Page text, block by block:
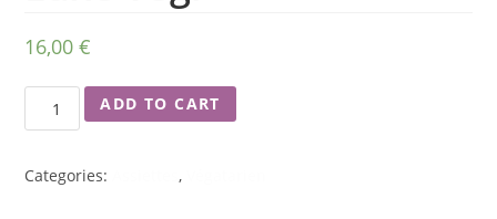
16,00€
ADD TO CART
Categories: Assiettes,